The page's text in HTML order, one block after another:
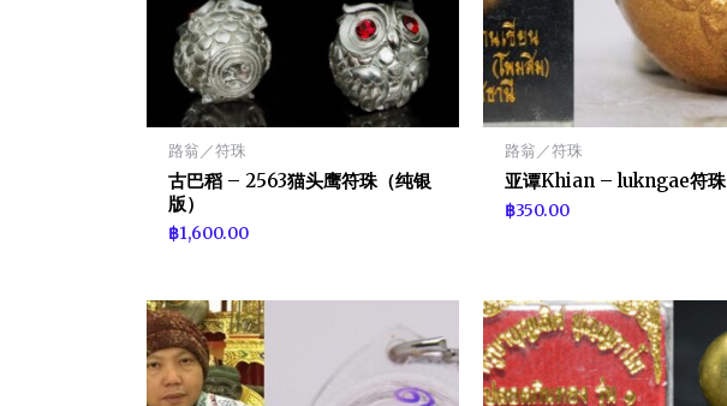
路翁／符珠
古巴稻 – 2563猫头鹰符珠（纯银
版）
฿1,600.00
路翁／符珠
亚谭Khian – lukngae符珠
฿350.00